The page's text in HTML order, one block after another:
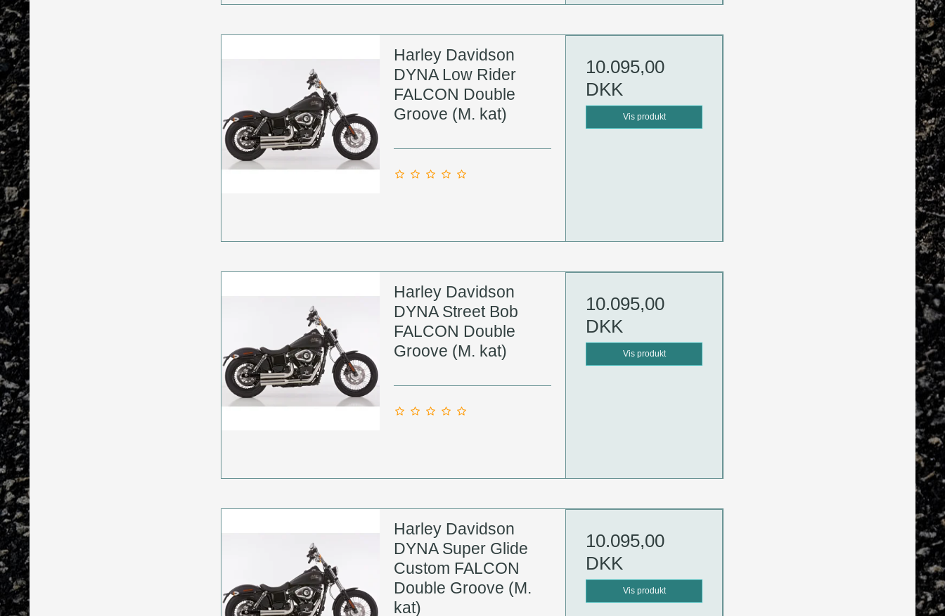
Harley Davidson
DYNA Low Rider
FALCON Double
Groove (M. kat)
10.095,00
DKK
Vis produkt
Harley Davidson
DYNA Street Bob
FALCON Double
Groove (M. kat)
10.095,00
DKK
Vis produkt
Harley Davidson
DYNA Super Glide
Custom FALCON
Double Groove (M.
kat)
10.095,00
DKK
Vis produkt